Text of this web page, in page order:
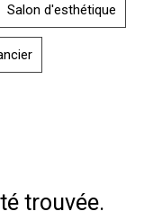
Salon d'esthétique
trouvée.